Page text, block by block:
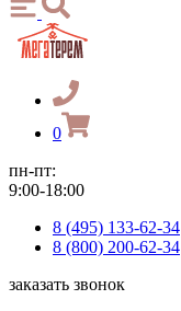
0
пн-пт:
9:00-18:00
8 (495) 133-62-34
8 (800) 200-62-34
заказать звонок